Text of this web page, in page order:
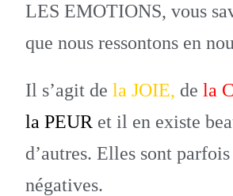
LES EMOTIONS, vous
que nous ressontons en
Il s’agit dela JOIE, dela
la PEUR et il en existe
d’autres. Elles sont
négatives.